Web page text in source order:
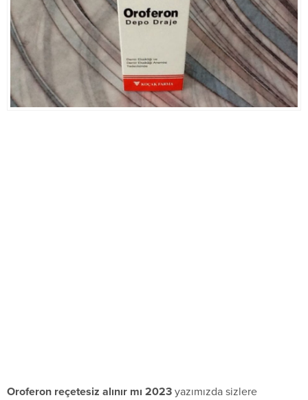
Oroferon reçetesiz alınır mı 2023 yazımızda sizlere